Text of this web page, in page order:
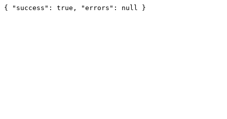
{ "success": true, "errors": null }